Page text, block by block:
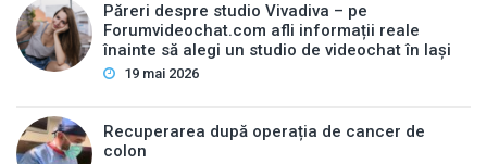
Păreri despre studio Vivadiva – pe
Forumvideochat.com afli informații reale
înainte să alegi un studio de videochat în Iași
19 mai 2026
Recuperarea după operația de cancer de
colon